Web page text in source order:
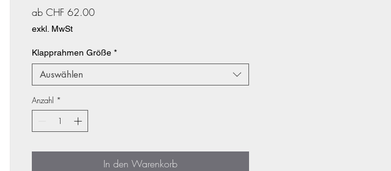
ab CHF 62.00Sale-
exkl. MwSt
Klapprahmen Größe *
Auswählen
Anzahl *
In den Warenkorb